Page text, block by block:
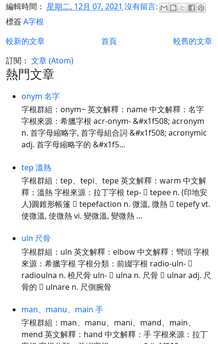
編輯時間： 星期二, 12月 07, 2021 沒有留言:
標簽 A字根
較新的文章
較舊的文章
首頁
訂閱： 文章 (Atom)
熱門文章
onym 名字
字根群組：onym~ 英文解釋：name 中文解釋：名字
字根來源：希臘字根 acr-onym- &#x1f508; acronym
n. 首字母縮略字, 首字母組合詞 &#x1f508; acronymic
adj. 首字母縮略字的 &#x1f5...
tep 溫熱
字根群組：tep、tepi、tepe 英文解釋：warm 中文解
釋：溫熱 字根來源：拉丁字根 tep-  tepee n. (印地安
人)圓錐形帳篷  tepefaction n. 微溫, 微熱  tepefy vt.
使微溫, 使微熱 vi. 變微溫, 變微熱 ...
uln 尺骨
字根群組：uln 英文解釋：elbow 中文解釋：彎頭 字根
來源：希臘字根 字根分類：前綴字根 radio-uln- 
radioulna n. 橈尺骨 uln-  ulna n. 尺骨  ulnar adj. 尺
骨的  ulnare n. 尺側腕骨
man、manu、main 手
字根群組：man、manu、mani、mand、main、
mend 英文解釋：hand 中文解釋：手 字根來源：拉丁